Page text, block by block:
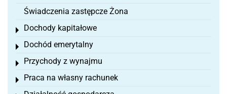
Świadczenia zastępcze Żona
Dochody kapitałowe
Toggle menu
Dochód emerytalny
Toggle menu
Przychody z wynajmu
Toggle menu
Praca na własny rachunek
Toggle menu